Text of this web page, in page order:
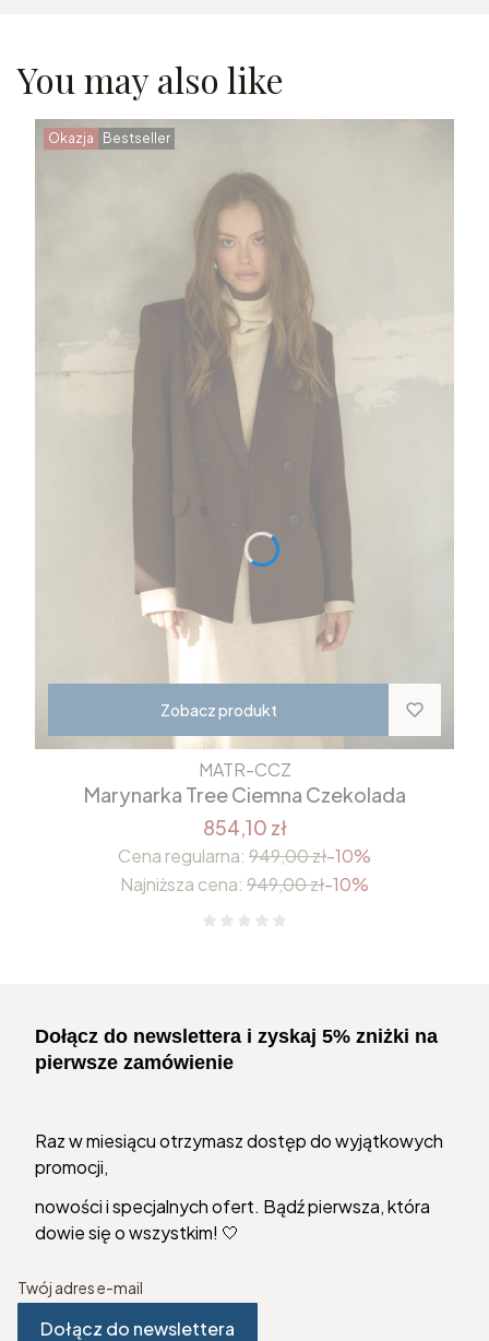
You may also like
Okazja Bestseller
Zobacz produkt
MATR-CCZ
Marynarka Tree Ciemna Czekolada
854,10 zł
Cena regularna: 949,00 zł-10%
Najniższa cena: 949,00 zł-10%
Dołącz do newslettera i zyskaj 5% zniżki na
pierwsze zamówienie
Raz w miesiącu otrzymasz dostęp do wyjątkowych
promocji,
nowości i specjalnych ofert. Bądź pierwsza, która
dowie się o wszystkim! 🤍
Twój adres e-mail
Dołącz do newslettera